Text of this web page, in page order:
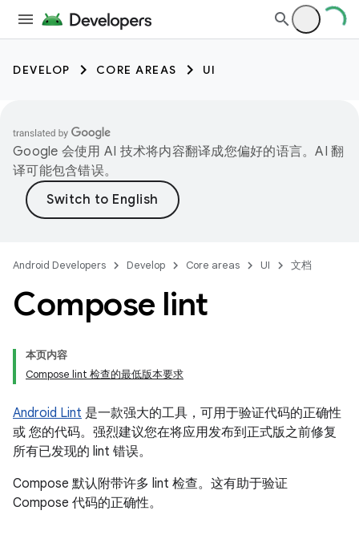
DEVELOP CORE AREAS UI
Google 会使用 AI 技术将内容翻译成您偏好的语言。AI 翻
译可能包含错误。
Android Developers Develop Core areas UI 文档
Compose lint
本页内容
Compose lint 检查的最低版本要求
Android Lint 是一款强大的工具，可用于验证代码的正确性
或 您的代码。强烈建议您在将应用发布到正式版之前修复
所有已发现的 lint 错误。
Compose 默认附带许多 lint 检查。这有助于验证
Compose 代码的正确性。